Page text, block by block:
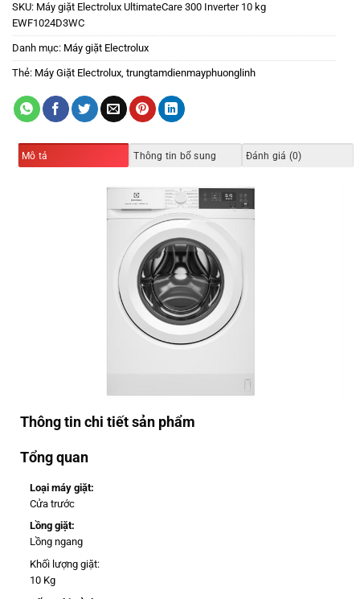
SKU: Máy giặt Electrolux UltimateCare 300 Inverter 10 kg
EWF1024D3WC
Danh mục: Máy giặt Electrolux
Thẻ: Máy Giặt Electrolux, trungtamdienmayphuonglinh
Mô tả Thông tin bổ sung Đánh giá (0)
Thông tin chi tiết sản phẩm
Tổng quan
Loại máy giặt:
Cửa trước
Lồng giặt:
Lồng ngang
Khối lượng giặt:
10 Kg